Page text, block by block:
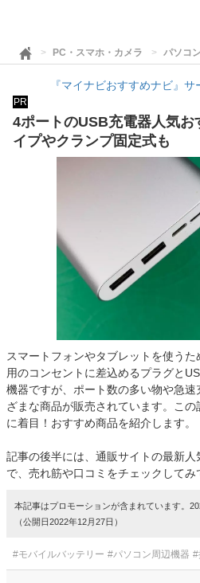
PC・スマホ・カメラ パソコ
『マイナビおすすめナビ』
PR
4ポートのUSB充電器人気お
イプやクランプ固定式も
スマートフォンやタブレットを使う
用のコンセントに差込めるプラグと
機器ですが、ポート数の多い物や急
ざまな商品が販売されています。こ
に着目！おすすめ商品を紹介します。
記事の後半には、通販サイトの最新
で、売れ筋や口コミをチェックしてみ
本記事はプロモーションが含まれています。
（公開日2022年12月27日）
#モバイルバッテリー #パソコン周辺機器 #